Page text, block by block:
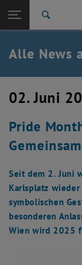
TU Login
Quicklinks
Quicklinks-Menü
Zurück: Subseiten
Zurück zur
TU Wien
Übersicht
Alle News
02. Juni
Pride
Seit dem 2. Juni
Karlsplatz
symbolischen
besonderen
Wien wird 2025